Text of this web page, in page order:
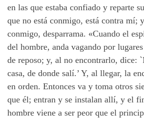
en las que estaba confiado y reparte
que no está conmigo, está contra mí;
conmigo, desparrama. «Cuando el
del hombre, anda vagando por
de reposo; y, al no encontrarlo, dice:
casa, de donde salí.’ Y, al llegar, la
en orden. Entonces va y toma otros
que él; entran y se instalan allí, y el
hombre viene a ser peor que el